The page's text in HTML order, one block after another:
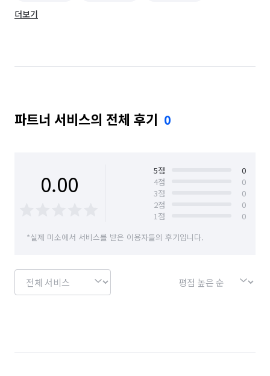
경기 구리시
경기 성남시 수정구 경기 성남시 중원구
경기 수원시 장안구 경기 수원시 팔달구
경기 안성시
경기 안양시 동안구 경기 안양시 만안구
경기 여주시
경기 연천군 경기 오산시 경기 용인시 기흥구
경기 용인시 수지구
경기 의왕시 경기 의정부시
더보기
파트너 서비스의 전체 후기 0
0.00 5점
0
4점
0
3점
0
2점
0
1점
0
*실제 미소에서 서비스를 받은 이용자들의 후기입니다.